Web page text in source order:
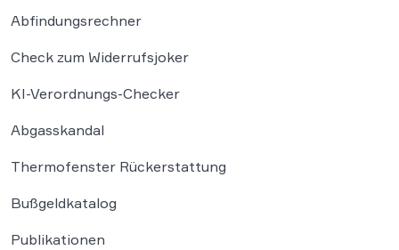
Abfindungsrechner
Check zum Widerrufsjoker
KI-Verordnungs-Checker
Abgasskandal
Thermofenster Rückerstattung
Bußgeldkatalog
Publikationen